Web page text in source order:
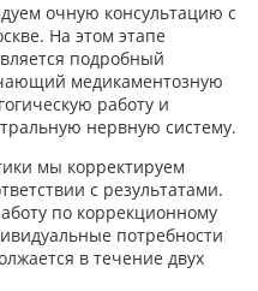
очную консультацию с
На этом этапе
подробный
медикаментозную
работу и
нервную систему.
мы корректируем
с результатами.
по коррекционному
потребности
в течение двух